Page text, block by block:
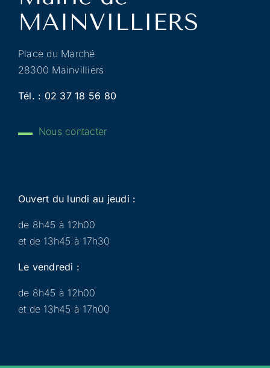
Place du Marché
28300 Mainvilliers
Tél. : 02 37 18 56 80
Nous contacter
Ouvert du lundi au jeudi :
de 8h45 à 12h00
et de 13h45 à 17h30
Le vendredi :
de 8h45 à 12h00
et de 13h45 à 17h00